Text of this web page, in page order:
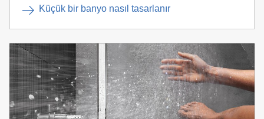
Küçük bir banyo nasıl tasarlanır